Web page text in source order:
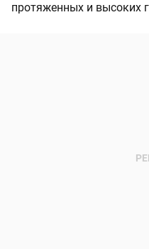
протяженных и высоких